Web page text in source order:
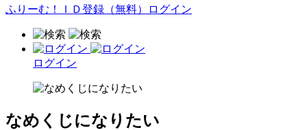
ふりーむ！ＩＤ登録（無料） ログイン
ログイン
なめくじになりたい